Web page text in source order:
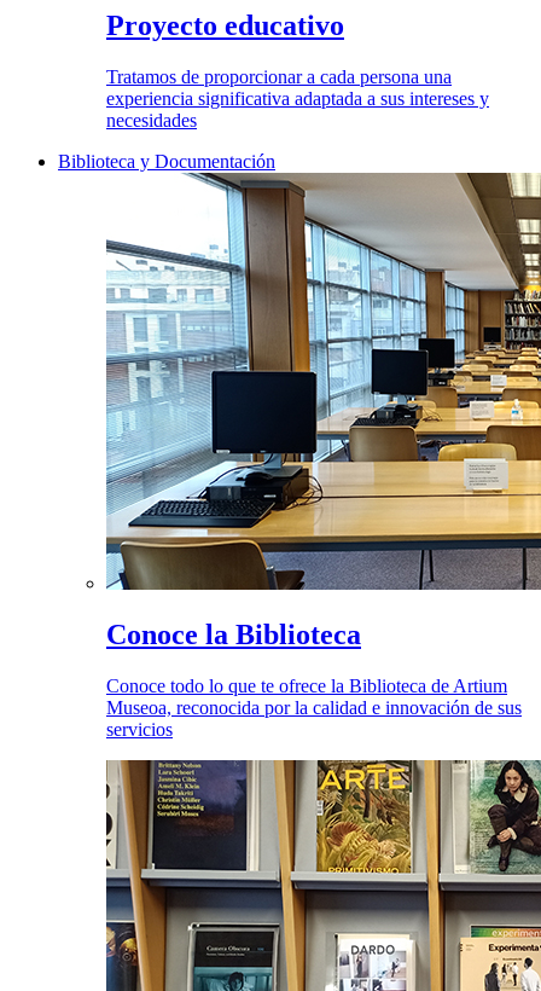
Proyecto educativo
Tratamos de proporcionar a cada persona una
experiencia significativa adaptada a sus intereses y
necesidades
Biblioteca y Documentación
Conoce la Biblioteca
Conoce todo lo que te ofrece la Biblioteca de Artium
Museoa, reconocida por la calidad e innovación de sus
servicios